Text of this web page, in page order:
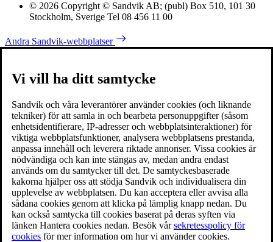
© 2026 Copyright © Sandvik AB; (publ) Box 510, 101 30
Stockholm, Sverige Tel 08 456 11 00
Andra Sandvik-webbplatser
Vi vill ha ditt samtycke
Sandvik och våra leverantörer använder cookies (och liknande
tekniker) för att samla in och bearbeta personuppgifter (såsom
enhetsidentifierare, IP-adresser och webbplatsinteraktioner) för
viktiga webbplatsfunktioner, analysera webbplatsens prestanda,
anpassa innehåll och leverera riktade annonser. Vissa cookies är
nödvändiga och kan inte stängas av, medan andra endast
används om du samtycker till det. De samtyckesbaserade
kakorna hjälper oss att stödja Sandvik och individualisera din
upplevelse av webbplatsen. Du kan acceptera eller avvisa alla
sådana cookies genom att klicka på lämplig knapp nedan. Du
kan också samtycka till cookies baserat på deras syften via
länken Hantera cookies nedan. Besök vårsekretesspolicy för
cookies för mer information om hur vi använder cookies.